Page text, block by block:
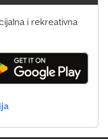
i rekreativna